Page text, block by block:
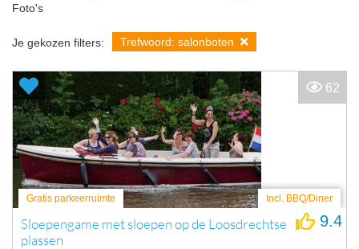
Foto's
Je gekozen filters: Trefwoord: salonboten
Gratis parkeerruimte Incl. BBQ/Diner
Sloepengame met sloepen op de Loosdrechtse
plassen
9.4
62